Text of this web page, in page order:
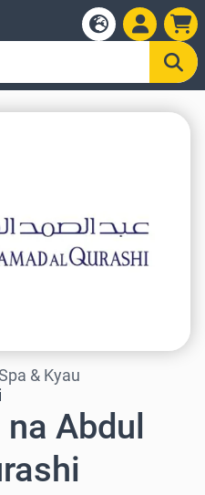
& Kyau
Abdul